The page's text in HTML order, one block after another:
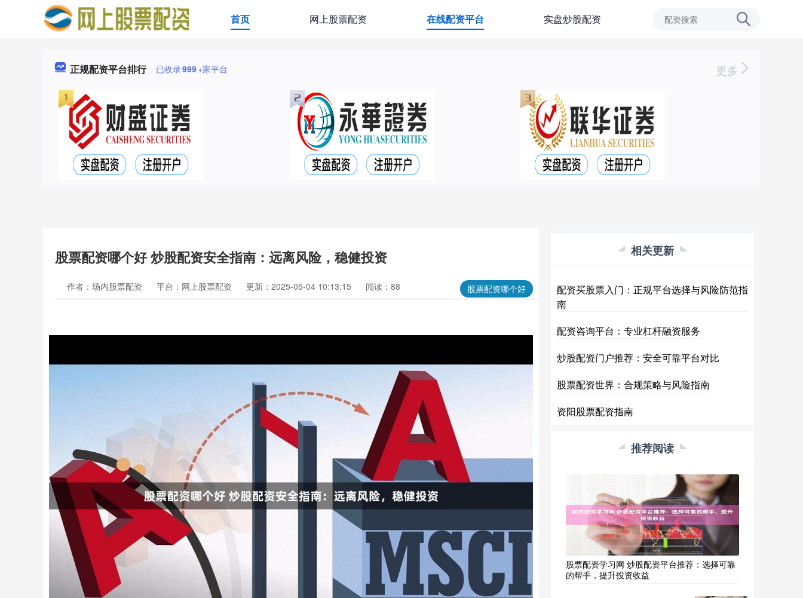
首页 网上股票配资 在线配资平台 实盘炒股配资
正规配资平台排行 已收录999+家平台 更多
股票配资哪个好 炒股配资安全指南：远离风险，稳健投资
股票配资哪个好
作者：场内股票配资 平台：网上股票配资 更新：2025-05-04 10:13:15 阅读：88
相关更新
配资买股票入门：正规平台选择与风险防范指
南
配资咨询平台：专业杠杆融资服务
炒股配资门户推荐：安全可靠平台对比
股票配资世界：合规策略与风险指南
资阳股票配资指南
推荐阅读
股票配资学习网 炒股配资平台推荐：选择可靠
的帮手，提升投资收益